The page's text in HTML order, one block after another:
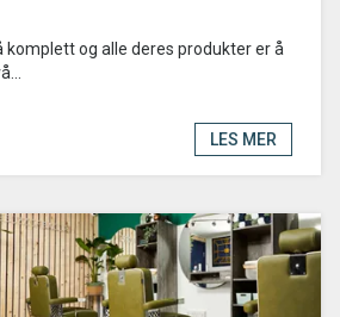
komplett og alle deres produkter er å
LES MER